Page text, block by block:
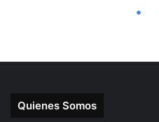
Quienes Somos